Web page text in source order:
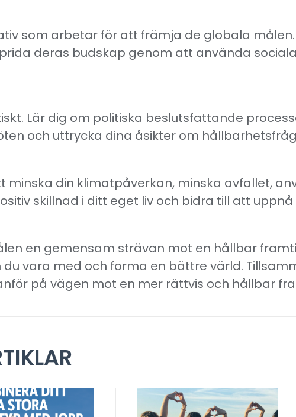
som arbetar för att främja de globala
deras budskap genom att använda
Lär dig om politiska beslutsfattande
och uttrycka dina åsikter om
minska din klimatpåverkan, minska avfallet,
skillnad i ditt eget liv och bidra till att
en gemensam strävan mot en hållbar
vara med och forma en bättre värld.
på vägen mot en mer rättvis och hållbar